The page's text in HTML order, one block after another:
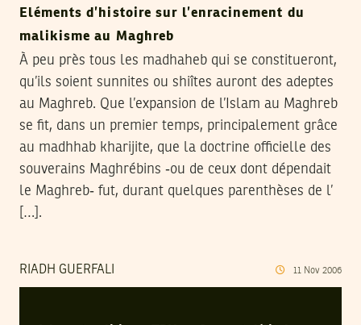
Eléments d’histoire sur l’enracinement du
malikisme au Maghreb
À peu près tous les madhaheb qui se constitueront,
qu’ils soient sunnites ou shiîtes auront des adeptes
au Maghreb. Que l’expansion de l’Islam au Maghreb
se fit, dans un premier temps, principalement grâce
au madhhab kharijite, que la doctrine officielle des
souverains Maghrébins ‑ou de ceux dont dépendait
le Maghreb‑ fut, durant quelques parenthèses de l’
[…].
RIADH GUERFALI 11 Nov 2006